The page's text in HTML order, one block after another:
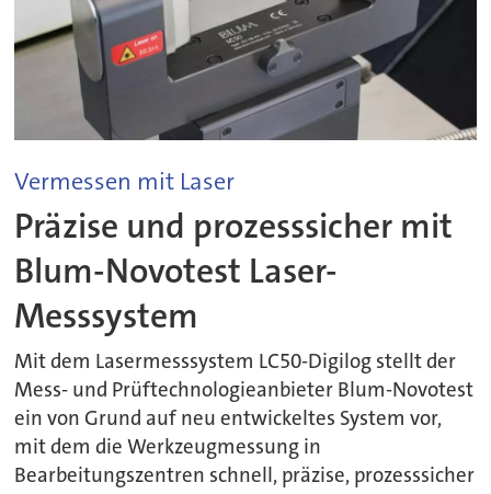
Vermessen mit Laser
Präzise und prozesssicher mit
Blum-Novotest Laser-
Messsystem
Mit dem Lasermesssystem LC50-Digilog stellt der
Mess- und Prüftechnologieanbieter Blum-Novotest
ein von Grund auf neu entwickeltes System vor,
mit dem die Werkzeugmessung in
Bearbeitungszentren schnell, präzise, prozesssicher